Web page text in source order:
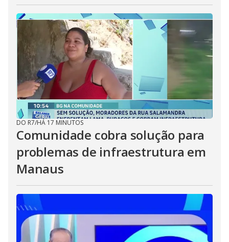
DO R7/HÁ 17 MINUTOS
Comunidade cobra solução para
problemas de infraestrutura em
Manaus